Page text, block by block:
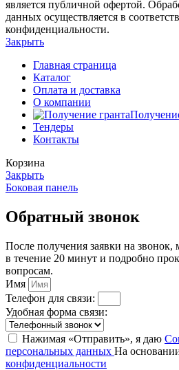
является публичной офертой.
данных осуществляется в
конфиденциальности.
Закрыть
Главная страница
Каталог
Оплата и доставка
О компании
Тендеры
Контакты
Корзина
Закрыть
Боковая панель
Обратный звонок
После получения заявки на звонок,
в течение 20 минут и подробно
вопросам.
Имя
Телефон для связи:
Удобная форма связи:
Нажимая «Отправить», я даю
персональных данных На
конфиденциальности